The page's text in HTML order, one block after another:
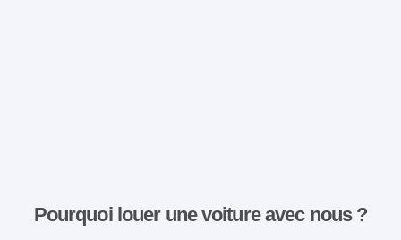
Pourquoi louer une voiture avec nous ?